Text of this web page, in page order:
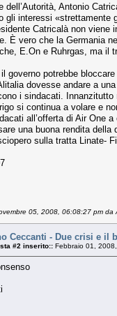
dell’Autorità, Antonio
gli interessi «strettamente
Catricalà non viene
È vero che la Germania
E.On e Ruhrgas, ma il
governo potrebbe
dovesse andare a
i sindacati.
si continua a volare e
all’offerta di Air One
una buona rendita
sulla tratta Linate-
05, 2008, 06:08:27 pm da
Ceccanti - Due crisi e il
#2 inserito:: Febbraio 01,